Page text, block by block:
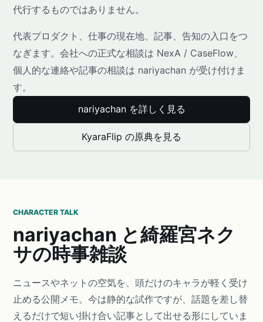
代行するものではありません。
代表プロダクト、仕事の現在地、記事、告知の入口をつ
なぎます。会社への正式な相談は NexA / CaseFlow、
個人的な連絡や記事の相談は nariyachan が受け付けま
す。
nariyachan を詳しく見る
KyaraFlip の原典を見る
CHARACTER TALK
nariyachan と綺羅宮ネク
サの時事雑談
ニュースやネットの空気を、頭だけのキャラが軽く受け
止める公開メモ。今は静的な試作ですが、話題を差し替
えるだけで短い掛け合い記事として出せる形にしていま